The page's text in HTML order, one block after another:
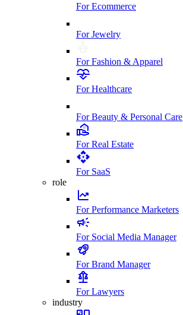
For Ecommerce
For Jewelry
For Fashion & Apparel
For Healthcare
For Beauty & Personal Care
For Real Estate
For SaaS
role
For Performance Marketers
For Social Media Manager
For Brand Manager
For Lawyers
industry